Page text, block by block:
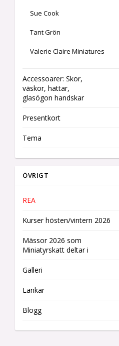
Sue Cook
Tant Grön
Valerie Claire Miniatures
Accessoarer: Skor,
väskor, hattar,
glasögon handskar
Presentkort
Tema
ÖVRIGT
REA
Kurser hösten/vintern 2026
Mässor 2026 som
Miniatyrskatt deltar i
Galleri
Länkar
Blogg